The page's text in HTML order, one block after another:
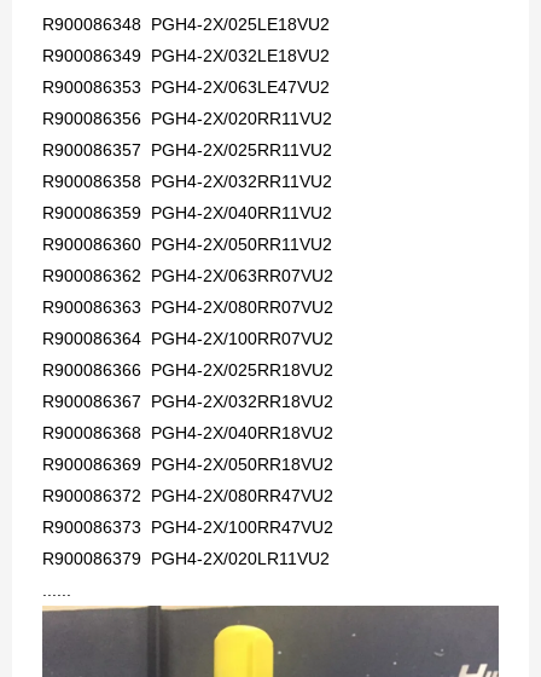
R900086348 PGH4-2X/025LE18VU2
R900086349 PGH4-2X/032LE18VU2
R900086353 PGH4-2X/063LE47VU2
R900086356 PGH4-2X/020RR11VU2
R900086357 PGH4-2X/025RR11VU2
R900086358 PGH4-2X/032RR11VU2
R900086359 PGH4-2X/040RR11VU2
R900086360 PGH4-2X/050RR11VU2
R900086362 PGH4-2X/063RR07VU2
R900086363 PGH4-2X/080RR07VU2
R900086364 PGH4-2X/100RR07VU2
R900086366 PGH4-2X/025RR18VU2
R900086367 PGH4-2X/032RR18VU2
R900086368 PGH4-2X/040RR18VU2
R900086369 PGH4-2X/050RR18VU2
R900086372 PGH4-2X/080RR47VU2
R900086373 PGH4-2X/100RR47VU2
R900086379 PGH4-2X/020LR11VU2